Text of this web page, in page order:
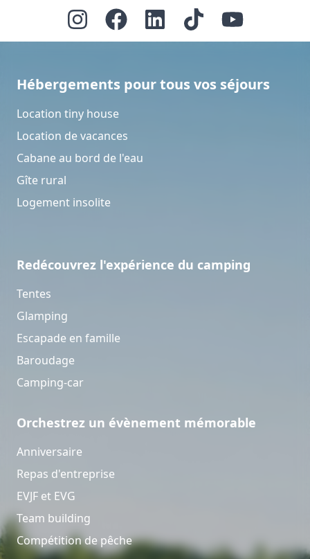
Hébergements pour tous vos séjours
Location tiny house
Location de vacances
Cabane au bord de l'eau
Gîte rural
Logement insolite
Redécouvrez l'expérience du camping
Tentes
Glamping
Escapade en famille
Baroudage
Camping-car
Orchestrez un évènement mémorable
Anniversaire
Repas d'entreprise
EVJF et EVG
Team building
Compétition de pêche